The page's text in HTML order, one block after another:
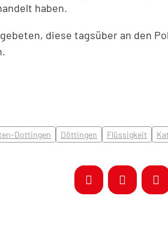
haben.
diese tagsüber an den
Dottingen Döttingen Flüssigkeit